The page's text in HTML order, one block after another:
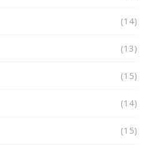
(14)
(13)
(15)
(14)
(15)